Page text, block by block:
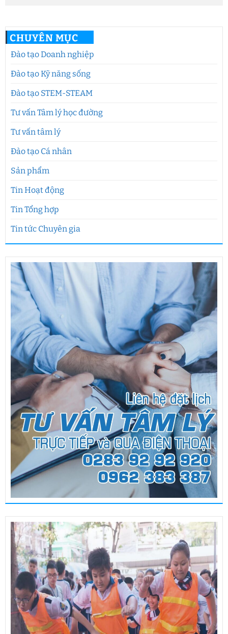
CHUYÊN MỤC
Đào tạo Doanh nghiệp
Đào tạo Kỹ năng sống
Đào tạo STEM-STEAM
Tư vấn Tâm lý học đường
Tư vấn tâm lý
Đào tạo Cá nhân
Sản phẩm
Tin Hoạt động
Tin Tổng hợp
Tin tức Chuyên gia